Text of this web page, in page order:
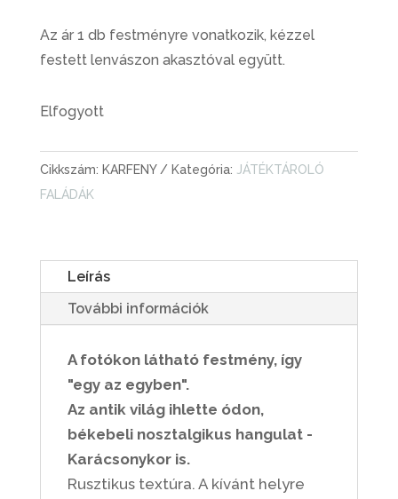
Az ár 1 db festményre vonatkozik, kézzel
festett lenvászon akasztóval együtt.
Elfogyott
Cikkszám: KARFENY Kategória: JÁTÉKTÁROLÓ
FALÁDÁK
Leírás
További információk
A fotókon látható festmény, így
"egy az egyben".
Az antik világ ihlette ódon,
békebeli nosztalgikus hangulat -
Karácsonykor is.
Rusztikus textúra. A kívánt helyre